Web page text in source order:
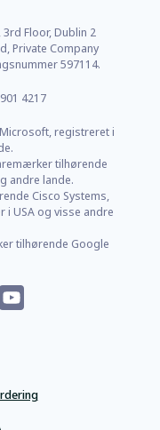
Floor, Dublin 2
Private Company
597114.
4217
registreret i
tilhørende
andre lande.
Cisco Systems,
i USA og visse andre
tilhørende Google